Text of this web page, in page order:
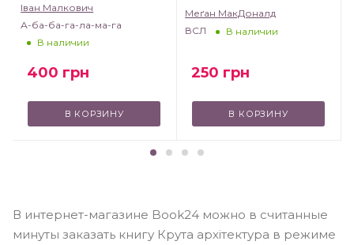
Іван Малкович
А-ба-ба-га-ла-ма-га
В наличии
400 грн
В КОРЗИНУ
Меґан МакДоналд
ВСЛ
В наличии
250 грн
В КОРЗИНУ
В интернет-магазине Book24 можно в считанные
минуты заказать книгу Крута архітектура в режиме